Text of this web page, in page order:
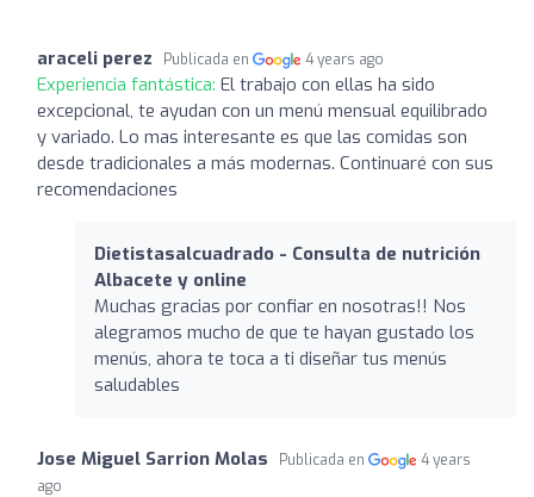
araceli perez Publicada en 4 years ago
Experiencia fantástica: El trabajo con ellas ha sido
excepcional, te ayudan con un menú mensual equilibrado
y variado. Lo mas interesante es que las comidas son
desde tradicionales a más modernas. Continuaré con sus
recomendaciones
Dietistasalcuadrado - Consulta de nutrición
Albacete y online
Muchas gracias por confiar en nosotras!! Nos
alegramos mucho de que te hayan gustado los
menús, ahora te toca a ti diseñar tus menús
saludables
Jose Miguel Sarrion Molas Publicada en
4 years
ago